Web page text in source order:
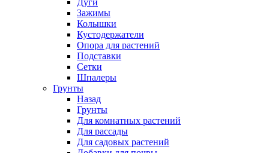
Дуги
Зажимы
Колышки
Кустодержатели
Опора для растений
Подставки
Сетки
Шпалеры
Грунты
Назад
Грунты
Для комнатных растений
Для рассады
Для садовых растений